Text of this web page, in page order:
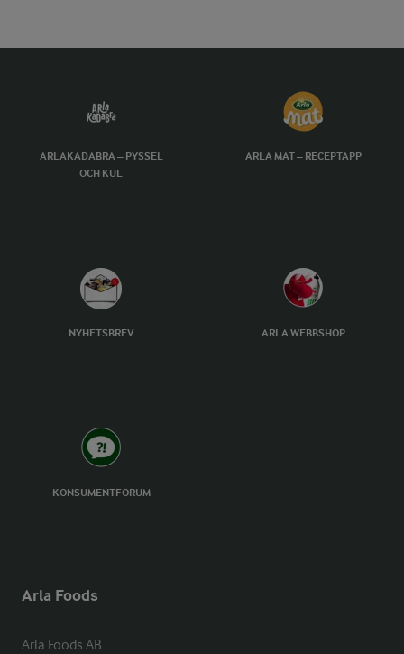
ARLAKADABRA – PYSSEL
OCH KUL
ARLA MAT – RECEPTAPP
NYHETSBREV ARLA WEBBSHOP
KONSUMENTFORUM
Arla Foods
Arla Foods AB